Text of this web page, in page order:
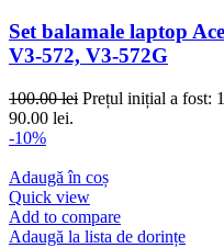
Set balamale laptop
V3-572, V3-572G
100.00lei Prețul inițial a fost:
90.00 lei.
-10%
Adaugă în coș
Quick view
Add to compare
Adaugă la lista de dorințe